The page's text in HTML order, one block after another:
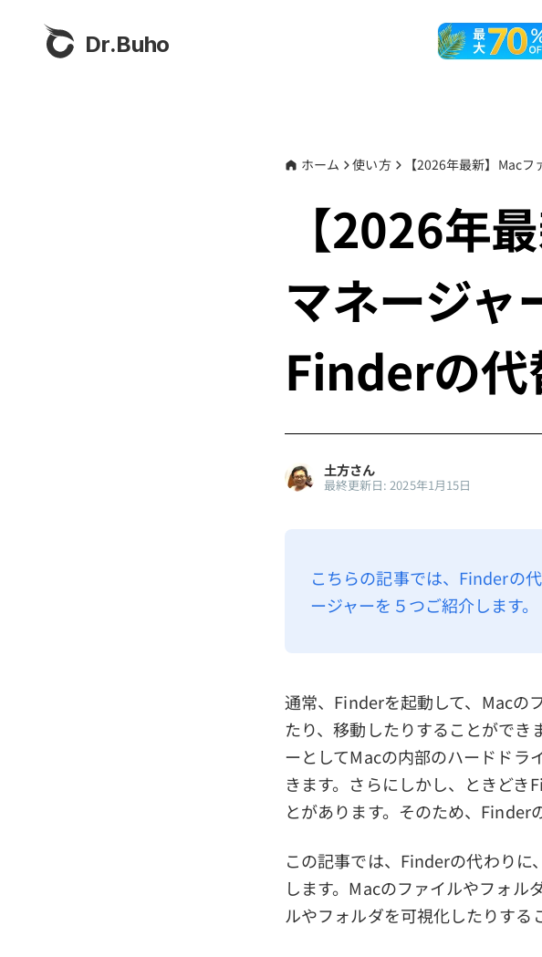
Dr.Buho
ホーム 使い方 【2026年最新】Mac
【2026年
マネージャ
Finderの代
土方さん
最終更新日: 2025年1月15日
こちらの記事では、Finderの
ージャーを５つご紹介します。
通常、Finderを起動して、Macの
たり、移動したりすることができ
ーとしてMacの内部のハードドラ
きます。さらにしかし、ときど
とがあります。そのため、Finder
この記事では、Finderの代わりに
します。Macのファイルやフォル
ルやフォルダを可視化したりする